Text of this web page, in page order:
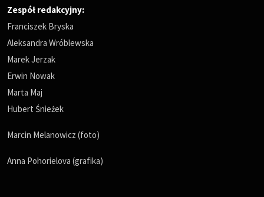
Zespół redakcyjny:
Franciszek Bryska
Aleksandra Wróblewska
Marek Jerzak
Erwin Nowak
Marta Maj
Hubert Śnieżek
Marcin Melanowicz (foto)
Anna Pohorielova (grafika)